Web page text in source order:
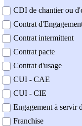
CDI de chantier ou
Contrat
Contrat intermittent
Contrat pacte
Contrat d'usage
CUI - CAE
CUI - CIE
Engagement à servir
Franchise